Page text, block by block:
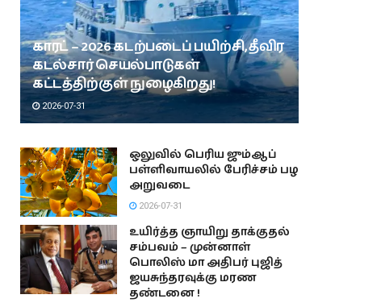
காரட் – 2026 கடற்படைப் பயிற்சி, தீவிர
கடல்சார் செயல்பாடுகள்
கட்டத்திற்குள் நுழைகிறது!
2026-07-31
ஒலுவில் பெரிய ஜும்ஆப்
பள்ளிவாயலில் பேரிச்சம் பழ
அறுவடை
2026-07-31
உயிர்த்த ஞாயிறு தாக்குதல்
சம்பவம் – முன்னாள்
பொலிஸ் மா அதிபர் புஜித்
ஜயசுந்தரவுக்கு மரண
தண்டனை !